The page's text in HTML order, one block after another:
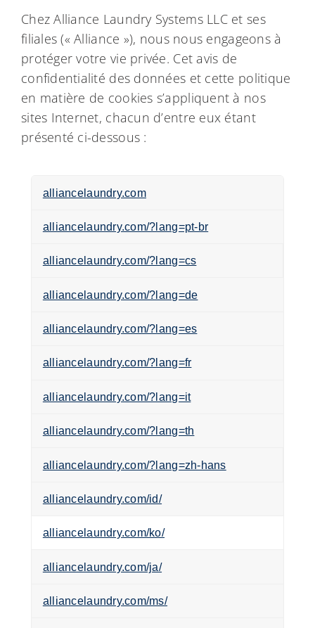
My Alliance
Chez Alliance Laundry Systems LLC et ses
filiales (« Alliance »), nous nous engageons à
protéger votre vie privée. Cet avis de
confidentialité des données et cette politique
en matière de cookies s’appliquent à nos
sites Internet, chacun d’entre eux étant
présenté ci-dessous :
alliancelaundry.com
alliancelaundry.com/?lang=pt-br
alliancelaundry.com/?lang=cs
alliancelaundry.com/?lang=de
alliancelaundry.com/?lang=es
alliancelaundry.com/?lang=fr
alliancelaundry.com/?lang=it
alliancelaundry.com/?lang=th
alliancelaundry.com/?lang=zh-hans
alliancelaundry.com/id/
alliancelaundry.com/ko/
alliancelaundry.com/ja/
alliancelaundry.com/ms/